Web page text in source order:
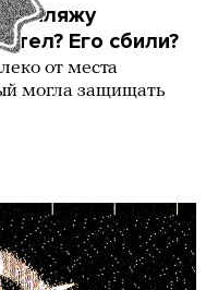
пляжу
Его сбили?
от места
могла защищать